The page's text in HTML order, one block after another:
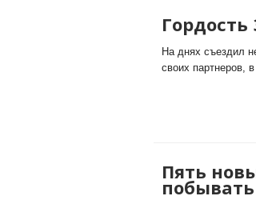
На днях съездил
своих партнеров,
Пять
побывать